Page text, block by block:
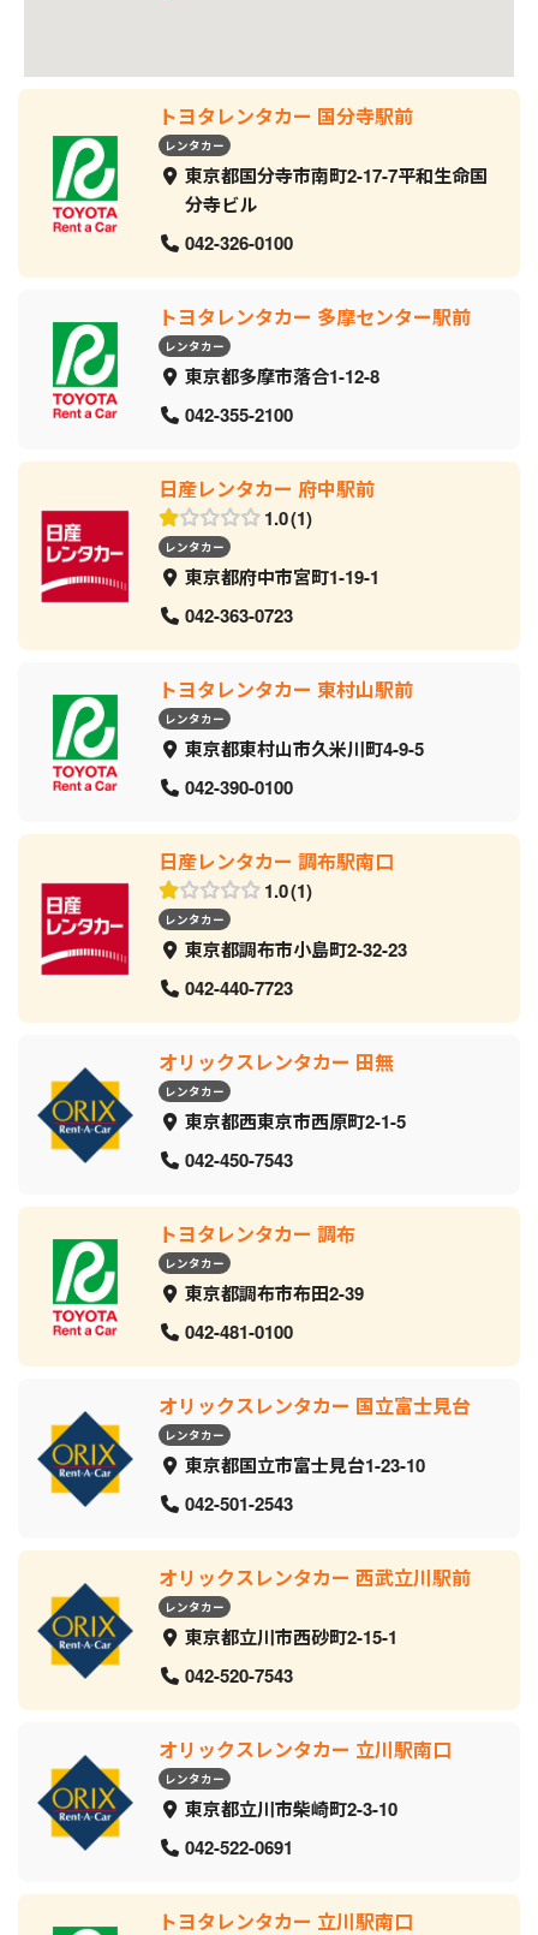
トヨタレンタカー 国分寺駅前
レンタカー
東京都国分寺市南町2-17-7平和生命国
分寺ビル
042-326-0100
トヨタレンタカー 多摩センター駅前
レンタカー
東京都多摩市落合1-12-8
042-355-2100
日産レンタカー 府中駅前
1.0 1
レンタカー
東京都府中市宮町1-19-1
042-363-0723
トヨタレンタカー 東村山駅前
レンタカー
東京都東村山市久米川町4-9-5
042-390-0100
日産レンタカー 調布駅南口
1.0 1
レンタカー
東京都調布市小島町2-32-23
042-440-7723
オリックスレンタカー 田無
レンタカー
東京都西東京市西原町2-1-5
042-450-7543
トヨタレンタカー 調布
レンタカー
東京都調布市布田2-39
042-481-0100
オリックスレンタカー 国立富士見台
レンタカー
東京都国立市富士見台1-23-10
042-501-2543
オリックスレンタカー 西武立川駅前
レンタカー
東京都立川市西砂町2-15-1
042-520-7543
オリックスレンタカー 立川駅南口
レンタカー
東京都立川市柴崎町2-3-10
042-522-0691
トヨタレンタカー 立川駅南口